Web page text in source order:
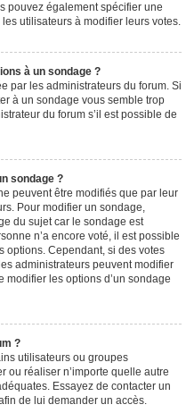
pouvez également spécifier une
utilisateurs à modifier leurs votes.
à un sondage ?
par les administrateurs du forum. Si
à un sondage vous semble trop
du forum s’il est possible de
sondage ?
peuvent être modifiés que par leur
Pour modifier un sondage,
du sujet car le sondage est
n’a encore voté, il est possible
options. Cependant, si des votes
administrateurs peuvent modifier
les options d’un sondage
?
utilisateurs ou groupes
ou réaliser n’importe quelle autre
Essayez de contacter un
de lui demander un accès.